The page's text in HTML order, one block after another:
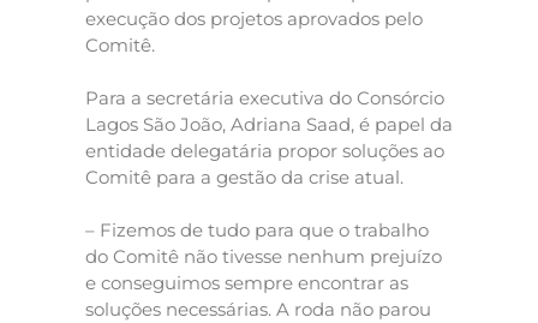
execução dos projetos aprovados pelo
Comitê.
Para a secretária executiva do Consórcio
Lagos São João, Adriana Saad, é papel da
entidade delegatária propor soluções ao
Comitê para a gestão da crise atual.
– Fizemos de tudo para que o trabalho
do Comitê não tivesse nenhum prejuízo
e conseguimos sempre encontrar as
soluções necessárias. A roda não parou